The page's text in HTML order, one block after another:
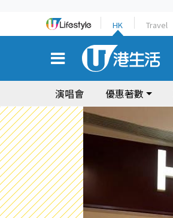
HK Travel
演唱會 優惠著數